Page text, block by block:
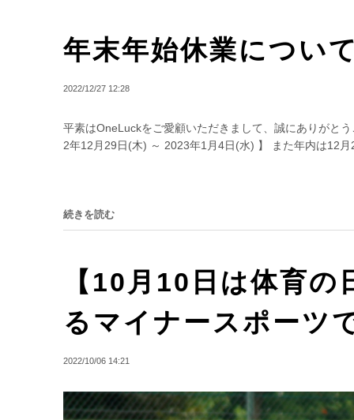
年末年始休業につい
2022/12/27 12:28
平素はOneLuckをご愛顧いただきまして、誠にありがと
2年12月29日(木) ～ 2023年1月4日(水) 】 また年内は12
続きを読む
【10月10日は体育
るマイナースポーツ
2022/10/06 14:21